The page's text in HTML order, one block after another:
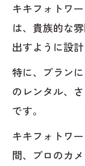
キキフォトワ
は、貴族的な
出すように設計
特に、プラン
のレンタル、
です。
キキフォトワ
間、プロのカ